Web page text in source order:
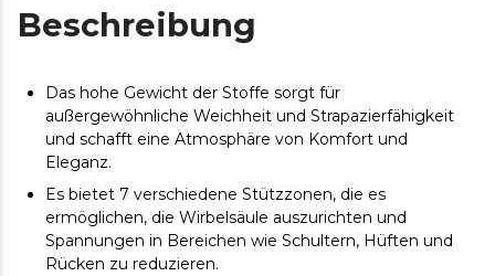
Beschreibung
Das hohe Gewicht der Stoffe sorgt für
außergewöhnliche Weichheit und Strapazierfähigkeit
und schafft eine Atmosphäre von Komfort und
Eleganz.
Es bietet 7 verschiedene Stützzonen, die es
ermöglichen, die Wirbelsäule auszurichten und
Spannungen in Bereichen wie Schultern, Hüften und
Rücken zu reduzieren.